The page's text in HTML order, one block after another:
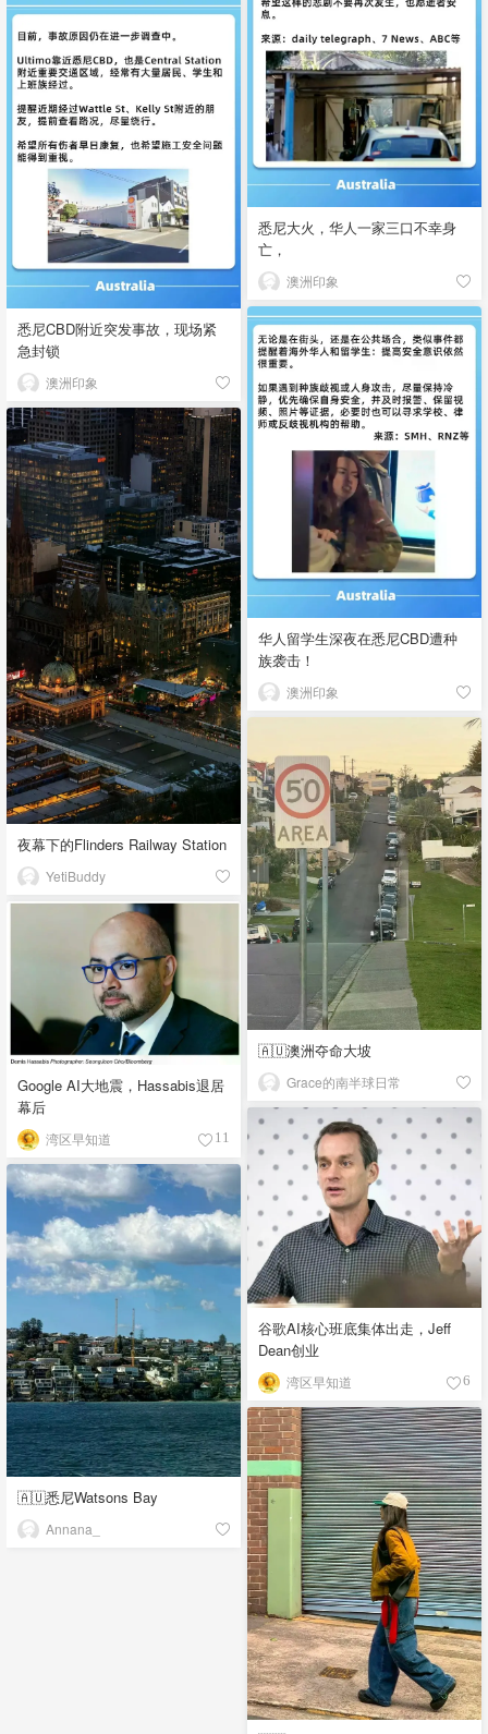
悉尼大火，华人一家三口不幸身
亡，
澳洲印象
悉尼CBD附近突发事故，现场紧
急封锁
澳洲印象
华人留学生深夜在悉尼CBD遭种
族袭击！
澳洲印象
夜幕下的Flinders Railway Station
YetiBuddy
🇦🇺澳洲夺命大坡
Grace的南半球日常
Google AI大地震，Hassabis退居
幕后
湾区早知道 11
谷歌AI核心班底集体出走，Jeff
Dean创业
湾区早知道 6
🇦🇺悉尼Watsons Bay
Annana_